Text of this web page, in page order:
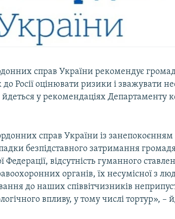
справ України рекомендує
до Росії оцінювати ризики і зважувати
у рекомендаціях Департаменту
справ України із
безпідставного затримання
Федерації, відсутність гуманного
органів, їх несумісної з
до наших співвітчизників
впливу, у тому числі тортур», –